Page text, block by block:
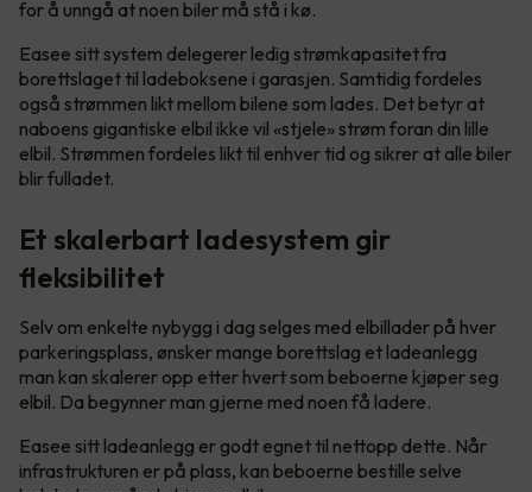
for å unngå at noen biler må stå i kø.
Easee sitt system delegerer ledig strømkapasitet fra
borettslaget til ladeboksene i garasjen. Samtidig fordeles
også strømmen likt mellom bilene som lades. Det betyr at
naboens gigantiske elbil ikke vil «stjele» strøm foran din lille
elbil. Strømmen fordeles likt til enhver tid og sikrer at alle biler
blir fulladet.
Et skalerbart ladesystem gir
fleksibilitet
Selv om enkelte nybygg i dag selges med elbillader på hver
parkeringsplass, ønsker mange borettslag et ladeanlegg
man kan skalerer opp etter hvert som beboerne kjøper seg
elbil. Da begynner man gjerne med noen få ladere.
Easee sitt ladeanlegg er godt egnet til nettopp dette. Når
infrastrukturen er på plass, kan beboerne bestille selve